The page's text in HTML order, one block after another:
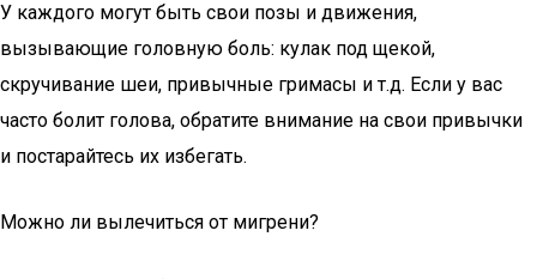
У каждого могут быть свои позы и движения,
вызывающие головную боль: кулак под щекой,
скручивание шеи, привычные гримасы и т.д. Если у вас
часто болит голова, обратите внимание на свои привычки
и постарайтесь их избегать.
Можно ли вылечиться от мигрени?